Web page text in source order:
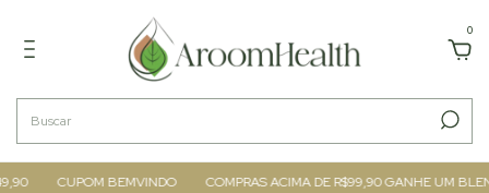
0
CUPOM BEMVINDO COMPRAS ACIMA DE R$99,90 GANHE UM